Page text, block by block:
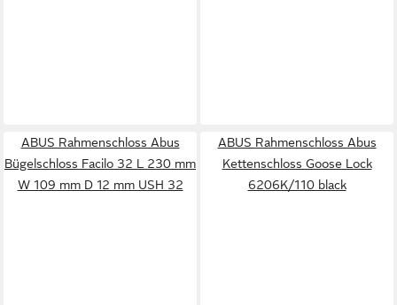
ABUS Rahmenschloss Abus
Bügelschloss Facilo 32 L 230 mm
W 109 mm D 12 mm USH 32
ABUS Rahmenschloss Abus
Kettenschloss Goose Lock
6206K/110 black